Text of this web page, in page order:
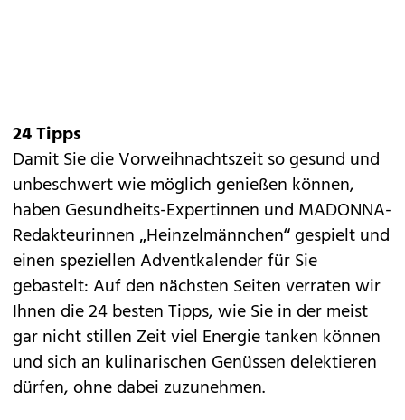
24 Tipps
Damit Sie die Vorweihnachtszeit so gesund und
unbeschwert wie möglich genießen können,
haben Gesundheits-Expertinnen und MADONNA-
Redakteurinnen „Heinzelmännchen“ gespielt und
einen speziellen Adventkalender für Sie
gebastelt: Auf den nächsten Seiten verraten wir
Ihnen die 24 besten Tipps, wie Sie in der meist
gar nicht stillen Zeit viel Energie tanken können
und sich an kulinarischen Genüssen delektieren
dürfen, ohne dabei zuzunehmen.